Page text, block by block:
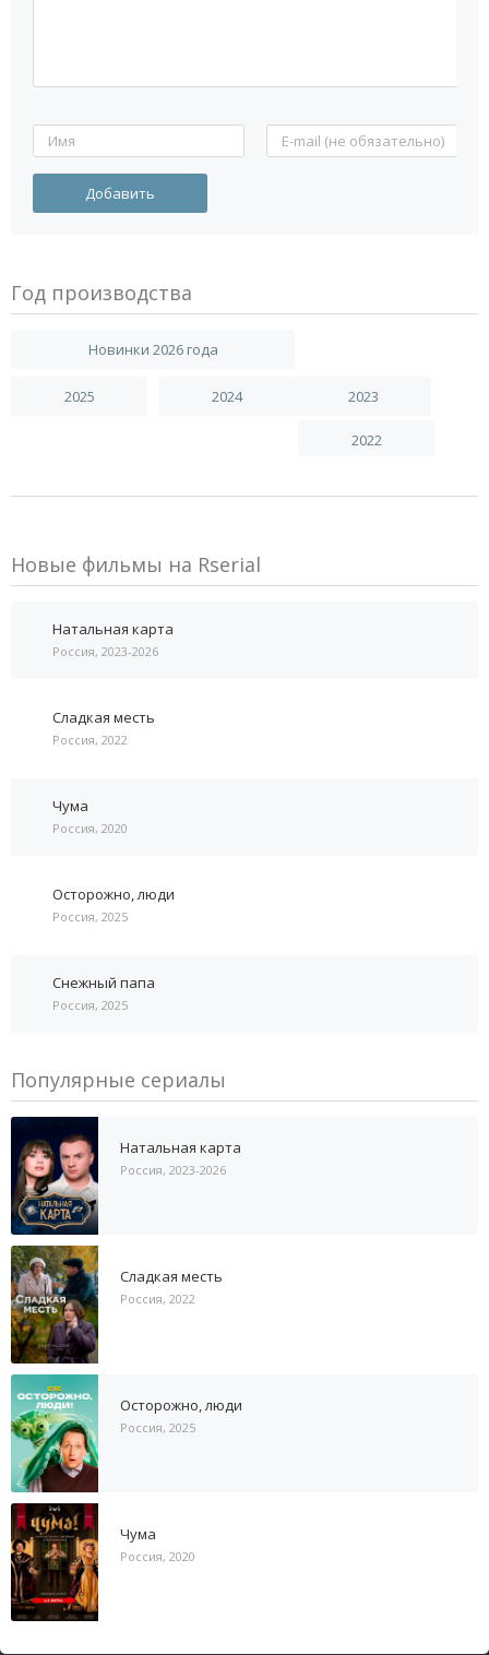
Год производства
Новинки 2026 года
2025 2024 2023
2022
Новые фильмы на Rserial
Натальная карта
Россия, 2023-2026
Сладкая месть
Россия, 2022
Чума
Россия, 2020
Осторожно, люди
Россия, 2025
Снежный папа
Россия, 2025
Популярные сериалы
Натальная карта
Россия, 2023-2026
Сладкая месть
Россия, 2022
Осторожно, люди
Россия, 2025
Чума
Россия, 2020